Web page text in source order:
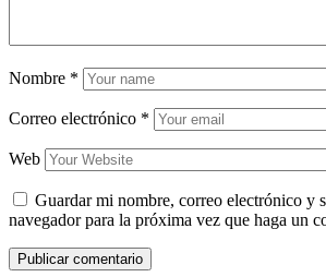
Nombre *
Correo electrónico *
Web
Guardar mi nombre, correo electrónico y
navegador para la próxima vez que haga un